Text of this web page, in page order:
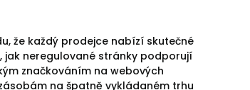
že každý prodejce nabízí skutečné
jak neregulované stránky podporují
značkováním na webových
na špatně vykládaném trhu